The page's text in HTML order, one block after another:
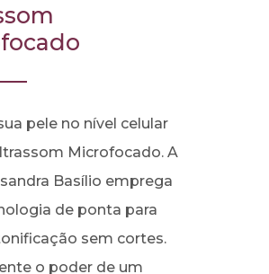
pele no nível celular
Microfocado. A
Basílio emprega
de ponta para
sem cortes.
o poder de um